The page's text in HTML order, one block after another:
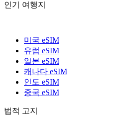
인기 여행지
미국 eSIM
유럽 eSIM
일본 eSIM
캐나다 eSIM
인도 eSIM
중국 eSIM
법적 고지